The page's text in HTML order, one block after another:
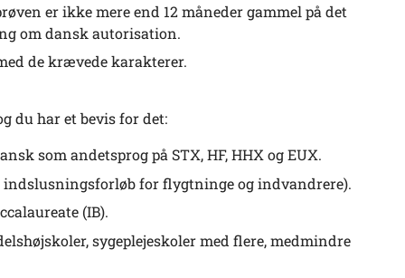
er ikke mere end 12 måneder gammel på det
om dansk autorisation.
de krævede karakterer.
du har et bevis for det:
som andetsprog på STX, HF, HHX og EUX.
for flygtninge og indvandrere).
(IB).
sygeplejeskoler med flere, medmindre